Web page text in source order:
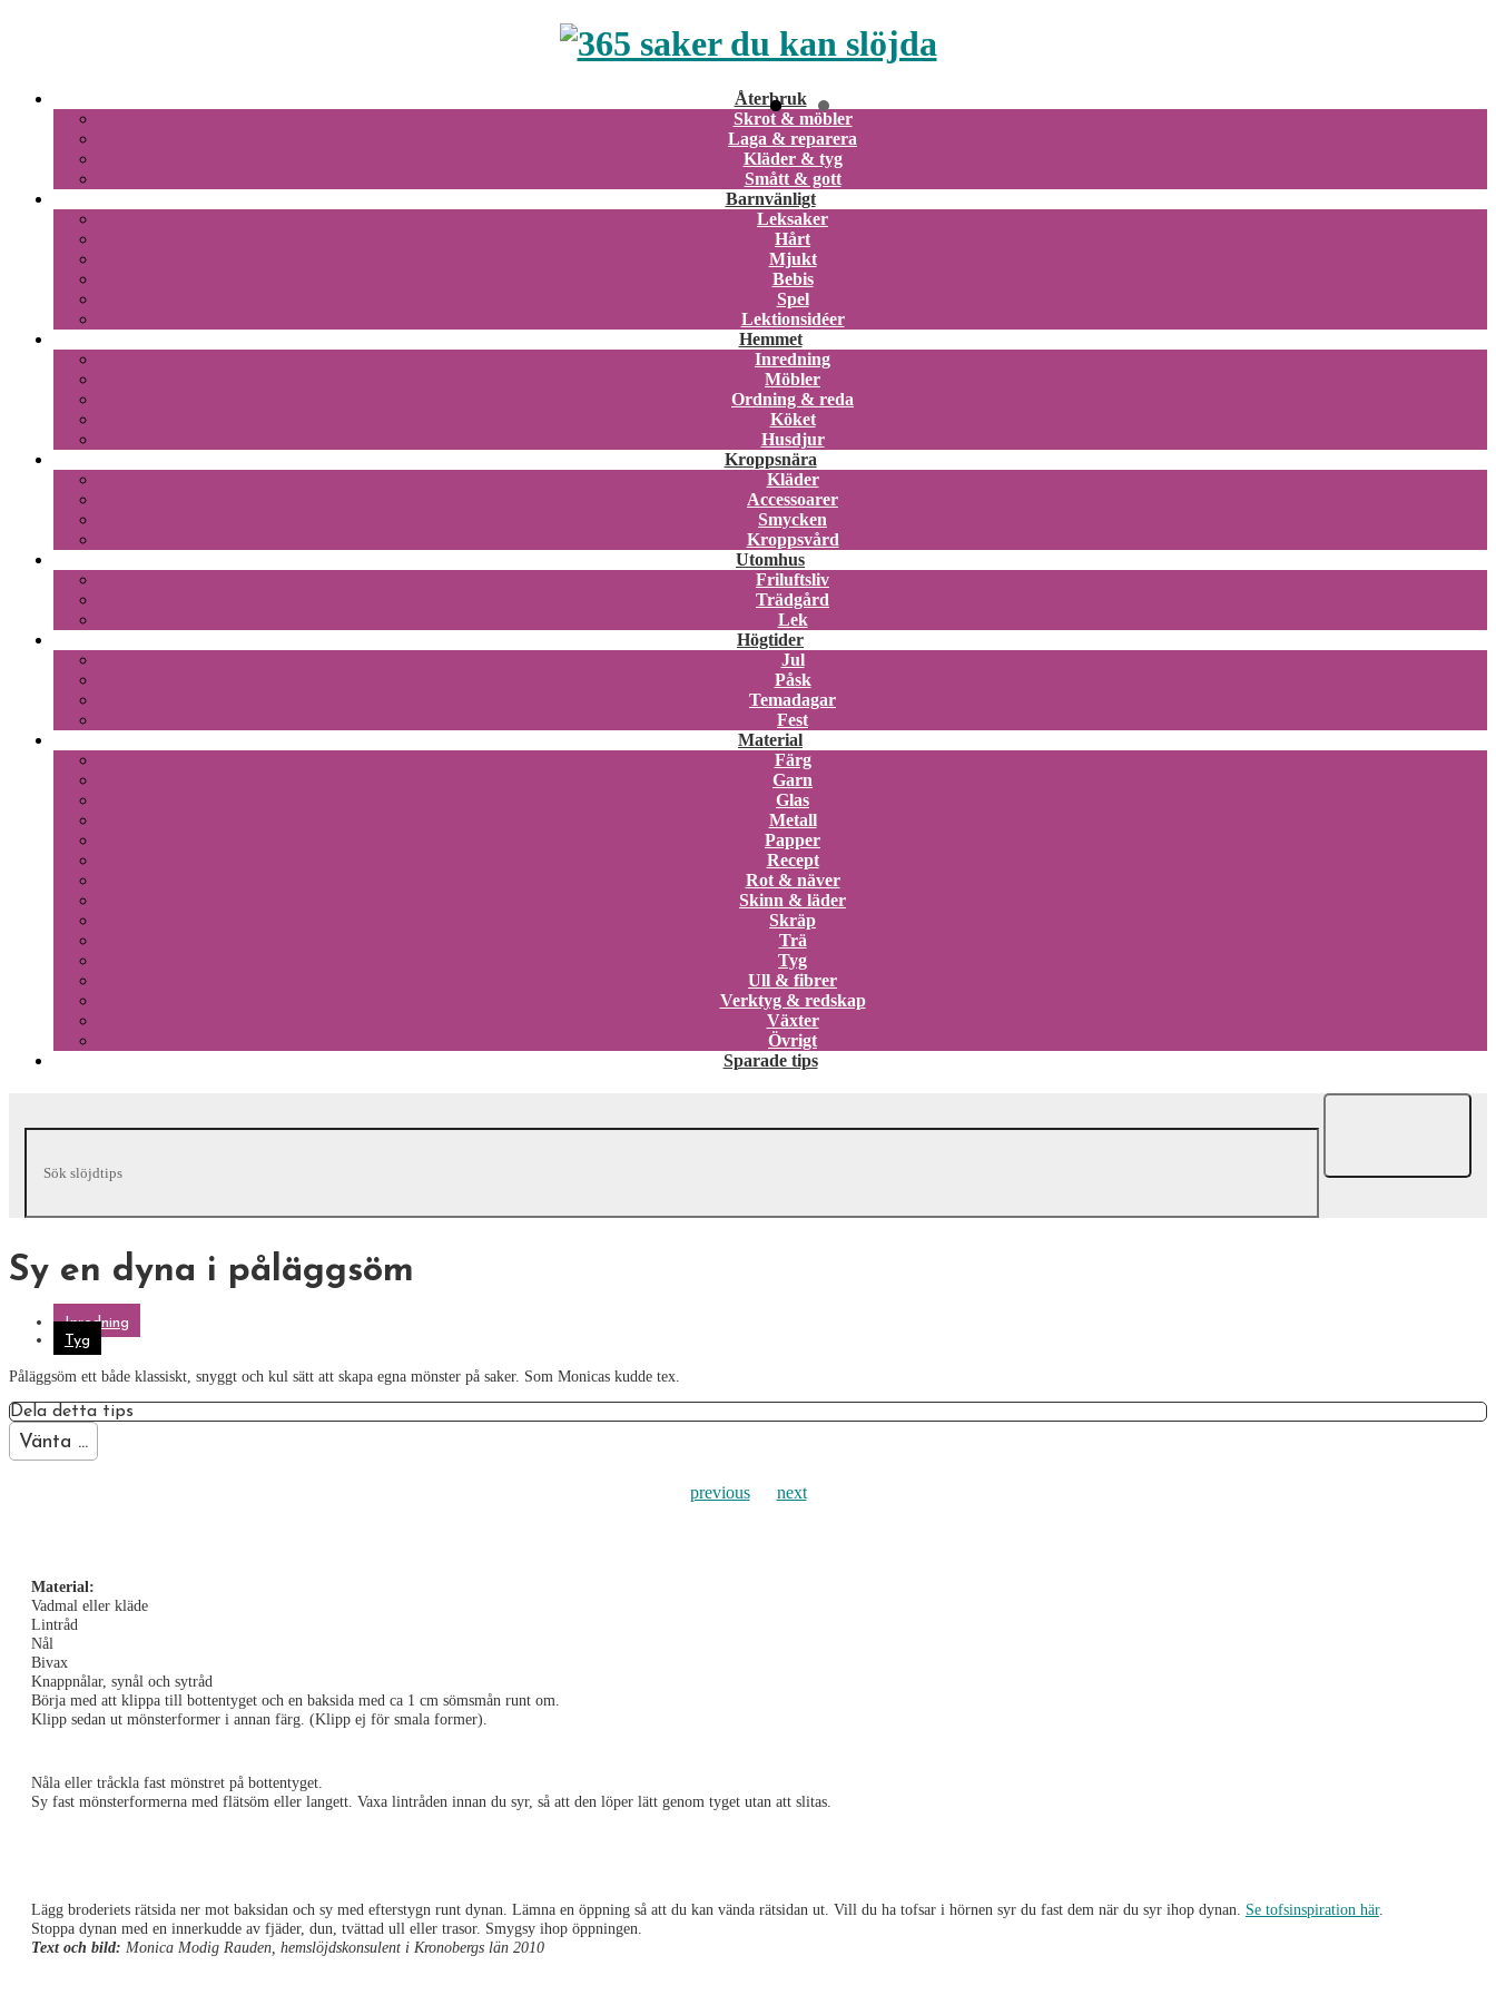
Återbruk
Skrot & möbler
Laga & reparera
Kläder & tyg
Smått & gott
Barnvänligt
Leksaker
Hårt
Mjukt
Bebis
Spel
Lektionsidéer
Hemmet
Inredning
Möbler
Ordning & reda
Köket
Husdjur
Kroppsnära
Kläder
Accessoarer
Smycken
Kroppsvård
Utomhus
Friluftsliv
Trädgård
Lek
Högtider
Jul
Påsk
Temadagar
Fest
Material
Färg
Garn
Glas
Metall
Papper
Recept
Rot & näver
Skinn & läder
Skräp
Trä
Tyg
Ull & fibrer
Verktyg & redskap
Växter
Övrigt
Sparade tips
Sy en dyna i påläggsöm
Inredning
Tyg
Påläggsöm ett både klassiskt, snyggt och kul sätt att skapa egna mönster på saker. Som Monicas kudde tex.
Dela detta tips
Vänta ...
previous next
Material:
Vadmal eller kläde
Lintråd
Nål
Bivax
Knappnålar, synål och sytråd
Börja med att klippa till bottentyget och en baksida med ca 1 cm sömsmån runt om.
Klipp sedan ut mönsterformer i annan färg. (Klipp ej för smala former).
Nåla eller tråckla fast mönstret på bottentyget.
Sy fast mönsterformerna med flätsöm eller langett. Vaxa lintråden innan du syr, så att den löper lätt genom tyget utan att slitas.
Lägg broderiets rätsida ner mot baksidan och sy med efterstygn runt dynan. Lämna en öppning så att du kan vända rätsidan ut. Vill du ha tofsar i hörnen syr du fast dem när du syr ihop dynan. Se tofsinspiration här.
Stoppa dynan med en innerkudde av fjäder, dun, tvättad ull eller trasor. Smygsy ihop öppningen.
Text och bild: Monica Modig Rauden, hemslöjdskonsulent i Kronobergs län 2010